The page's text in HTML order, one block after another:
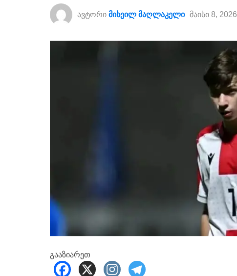
ავტორი მიხეილ მაღლაკელი მაისი 8, 2026
გააზიარეთ